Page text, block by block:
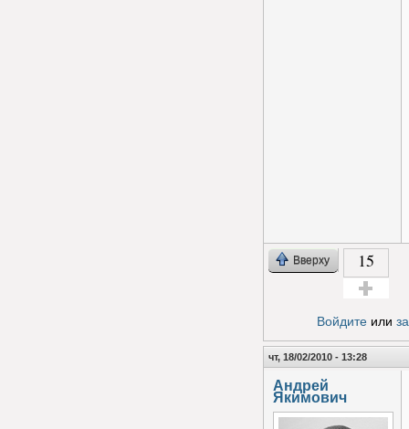
Вверху 15
Войдитеили
чт, 18/02/2010 - 13:28
Андрей
Якимович